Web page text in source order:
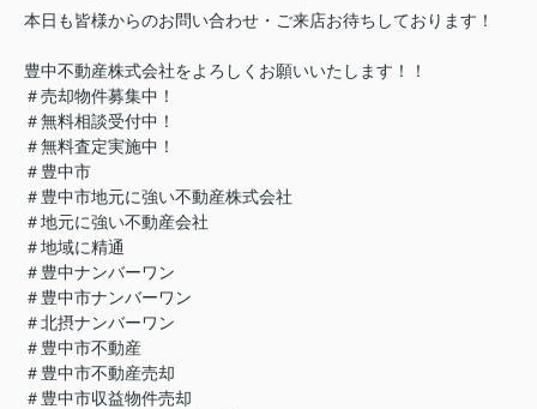
本日も皆様からのお問い合わせ・ご来店お待ちしております！
豊中不動産株式会社をよろしくお願いいたします！！
＃売却物件募集中！
＃無料相談受付中！
＃無料査定実施中！
＃豊中市
＃豊中市地元に強い不動産株式会社
＃地元に強い不動産会社
＃地域に精通
＃豊中ナンバーワン
＃豊中市ナンバーワン
＃北摂ナンバーワン
＃豊中市不動産
＃豊中市不動産売却
＃豊中市収益物件売却